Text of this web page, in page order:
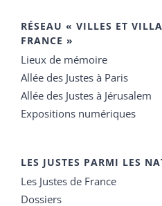
RÉSEAU « VILLES ET
FRANCE »
Lieux de mémoire
Allée des Justes à Paris
Allée des Justes à Jérusalem
Expositions numériques
LES JUSTES PARMI LES
Les Justes de France
Dossiers